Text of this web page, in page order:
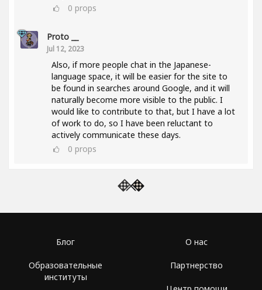
0 props
Proto __
Jul 12, 2023
Also, if more people chat in the Japanese-
language space, it will be easier for the site to
be found in searches around Google, and it will
naturally become more visible to the public. I
would like to contribute to that, but I have a lot
of work to do, so I have been reluctant to
actively communicate these days.
0 props
Блог
Образовательные
институты
О нас
Партнерство